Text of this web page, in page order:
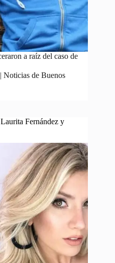
a raíz del caso de
Noticias de Buenos
Fernández y